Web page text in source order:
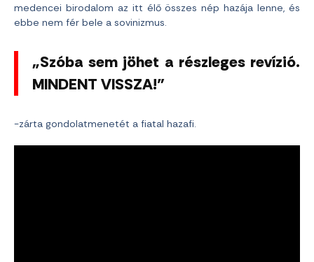
medencei birodalom az itt élő összes nép hazája lenne, és
ebbe nem fér bele a sovinizmus.
„Szóba sem jöhet a részleges revízió.
MINDENT VISSZA!”
-zárta gondolatmenetét a fiatal hazafi.